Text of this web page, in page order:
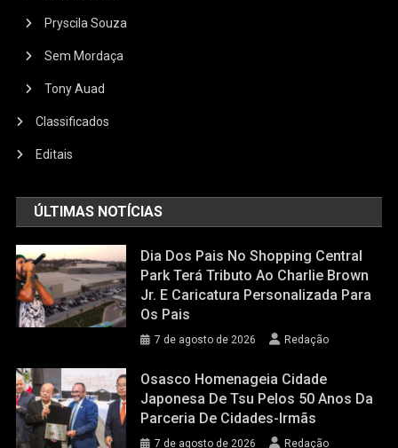
Pryscila Souza
Sem Mordaça
Tony Auad
Classificados
Editais
ÚLTIMAS NOTÍCIAS
Dia Dos Pais No Shopping Central
Park Terá Tributo Ao Charlie Brown
Jr. E Caricatura Personalizada Para
Os Pais
7 de agosto de 2026 Redação
Osasco Homenageia Cidade
Japonesa De Tsu Pelos 50 Anos Da
Parceria De Cidades-Irmãs
7 de agosto de 2026 Redação